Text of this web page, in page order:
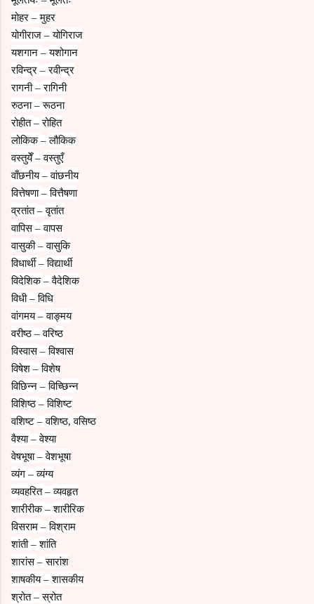
मोहर –मुहर
योगीराज –योगिराज
यशगान –यशोगान
रविन्द्र –रवीन्द्र
रागनी–रागिनी
रुठना–रूठना
रोहीत–रोहित
लोकिक–लौकिक
वस्तुयेँ–वस्तुएँ
वाँछनीय–वांछनीय
वित्तेषणा–वित्तैषणा
व्रतांत–वृतांत
वापिस–वापस
वासुकी–वासुकि
विधार्थी–विद्यार्थी
विदेशिक–वैदेशिक
विधी–विधि
वांगमय–वाङ्मय
वरीष्ठ–वरिष्ठ
विस्वास–विश्वास
विषेश –विशेष
विछिन्न –विच्छिन्न
विशिष्ठ–विशिष्ट
वशिष्ट –वशिष्ठ,वसिष्ठ
वैश्या–वेश्या
वेषभूषा–वेशभूषा
व्यंग –व्यंग्य
व्यवहरित–व्यवहृत
शारीरीक–शारीरिक
विसराम –विश्राम
शांती–शांति
शारांस–सारांश
शाषकीय–शासकीय
श्रोत–स्रोत